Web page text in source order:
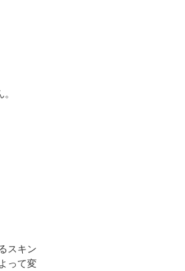
スキン
って変